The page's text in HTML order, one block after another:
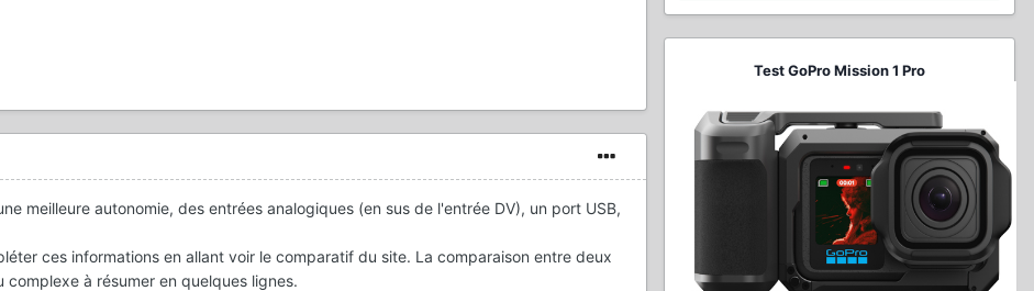
meilleure autonomie, des entrées analogiques (en sus de l'entrée DV), un port USB,
ces informations en allant voir le comparatif du site. La comparaison entre deux
à résumer en quelques lignes.
Test GoPro Mission 1 Pro